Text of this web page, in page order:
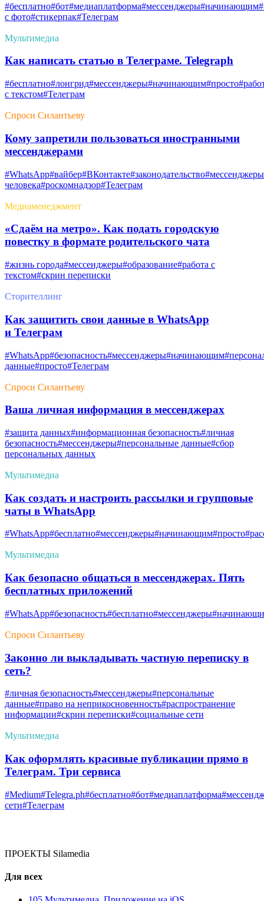
#бесплатно#бот#медиаплатформа#мессенджеры#начинающим
с фото#стикерпак#Телеграм
Мультимедиа
Как написать статью в Телеграме. Telegraph
#бесплатно#лонгрид#мессенджеры#начинающим#просто
с текстом#Телеграм
Спроси Силантьеву
Кому запретили пользоваться иностранными
мессенджерами
#WhatsApp#вайбер#ВКонтакте#законодательство#мессенджеры
человека#роскомнадзор#Телеграм
Медиаменеджмент
«Сдаём на метро». Как подать городскую
повестку в формате родительского чата
#жизнь города#мессенджеры#образование#работа с
текстом#скрин переписки
Сторителлинг
Как защитить свои данные в WhatsApp
и Телеграм
#WhatsApp#безопасность#мессенджеры#начинающим
данные#просто#Телеграм
Спроси Силантьеву
Ваша личная информация в мессенджерах
#защита данных#информационная безопасность#личная
безопасность#мессенджеры#персональные данные#сбор
персональных данных
Мультимедиа
Как создать и настроить рассылки и групповые
чаты в WhatsApp
#WhatsApp#бесплатно#мессенджеры#начинающим#просто
Мультимедиа
Как безопасно общаться в мессенджерах. Пять
бесплатных приложений
#WhatsApp#безопасность#бесплатно#мессенджеры
Спроси Силантьеву
Законно ли выкладывать частную переписку в
сеть?
#личная безопасность#мессенджеры#персональные
данные#право на неприкосновенность#распространение
информации#скрин переписки#социальные сети
Мультимедиа
Как оформлять красивые публикации прямо в
Телеграм. Три сервиса
#Medium#Telegra.ph#бесплатно#бот#медиаплатформа
сети#Телеграм
ПРОЕКТЫ Silamedia
Для всех